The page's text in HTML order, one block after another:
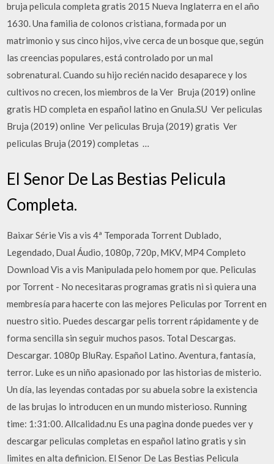
bruja pelicula completa gratis 2015 Nueva Inglaterra en el año
1630. Una familia de colonos cristiana, formada por un
matrimonio y sus cinco hijos, vive cerca de un bosque que, según
las creencias populares, está controlado por un mal
sobrenatural. Cuando su hijo recién nacido desaparece y los
cultivos no crecen, los miembros de la Ver ️ Bruja (2019) online
gratis HD completa en español latino en Gnula.SU ️ Ver peliculas
Bruja (2019) online ️ Ver peliculas Bruja (2019) gratis ️ Ver
peliculas Bruja (2019) completas ️ …
El Senor De Las Bestias Pelicula
Completa.
Baixar Série Vis a vis 4ª Temporada Torrent Dublado,
Legendado, Dual Áudio, 1080p, 720p, MKV, MP4 Completo
Download Vis a vis Manipulada pelo homem por que. Peliculas
por Torrent - No necesitaras programas gratis ni si quiera una
membresía para hacerte con las mejores Peliculas por Torrent en
nuestro sitio. Puedes descargar pelis torrent rápidamente y de
forma sencilla sin seguir muchos pasos. Total Descargas.
Descargar. 1080p BluRay. Español Latino. Aventura, fantasía,
terror. Luke es un niño apasionado por las historias de misterio.
Un día, las leyendas contadas por su abuela sobre la existencia
de las brujas lo introducen en un mundo misterioso. Running
time: 1:31:00. Allcalidad.nu Es una pagina donde puedes ver y
descargar peliculas completas en español latino gratis y sin
limites en alta definicion. El Senor De Las Bestias Pelicula